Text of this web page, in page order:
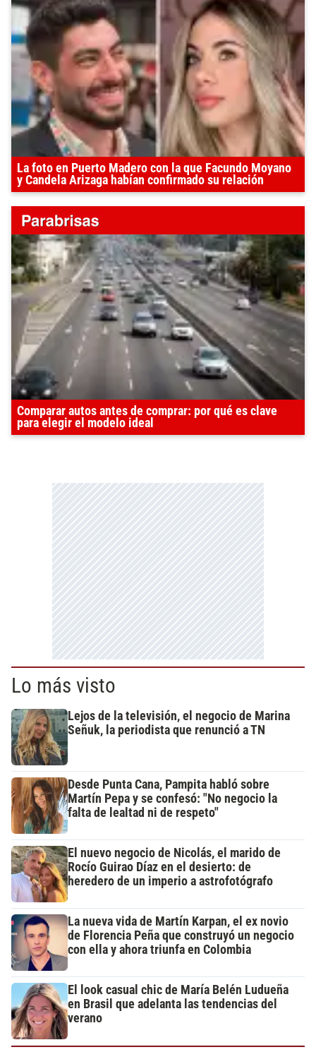
La foto en Puerto Madero con la que Facundo Moyano
y Candela Arizaga habían confirmado su relación
Comparar autos antes de comprar: por qué es clave
para elegir el modelo ideal
Lo más visto
Lejos de la televisión, el negocio de Marina
Señuk, la periodista que renunció a TN
Desde Punta Cana, Pampita habló sobre
Martín Pepa y se confesó: "No negocio la
falta de lealtad ni de respeto"
El nuevo negocio de Nicolás, el marido de
Rocío Guirao Díaz en el desierto: de
heredero de un imperio a astrofotógrafo
La nueva vida de Martín Karpan, el ex novio
de Florencia Peña que construyó un negocio
con ella y ahora triunfa en Colombia
El look casual chic de María Belén Ludueña
en Brasil que adelanta las tendencias del
verano